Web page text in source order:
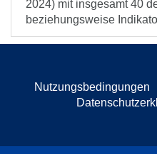
2024) mit insgesamt 40
beziehungsweise
Nutzungsbedingungen